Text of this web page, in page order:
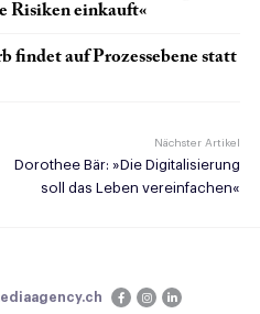
Risiken einkauft«
findet auf Prozessebene statt
Nächster Artikel
Dorothee Bär: »Die Digitalisierung
soll das Leben vereinfachen«